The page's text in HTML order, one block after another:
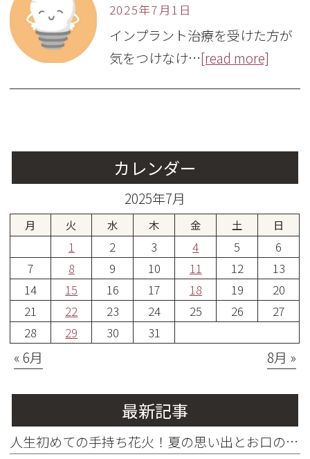
2025年7月1日
インプラント治療を受けた方が
気をつけなけ…[read more]
カレンダー
2025年7月
月 火 水 木 金 土 日
1 2 3 4 5
6
7
8 9 10 11 12
13
14
15 16 17 18 19
20
21
22 23 24 25 26
27
28
29 30 31
« 6月 8月 »
最新記事
人生初めての手持ち花火！夏の思い出とお口の健康